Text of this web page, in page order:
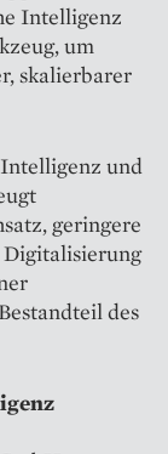
Intelligenz
um
skalierbarer
und
geringere
Digitalisierung
des